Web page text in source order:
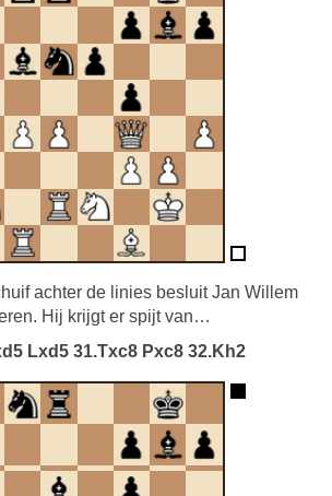
achter de linies besluit Jan Willem
Hij krijgt er spijt van…
Lxd5 31.Txc8 Pxc8 32.Kh2